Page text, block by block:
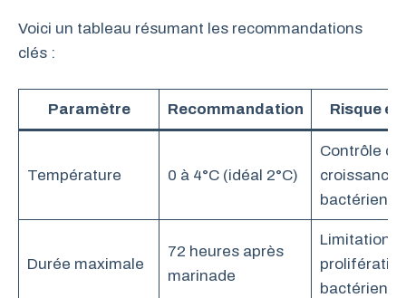
Voici un tableau résumant les recommandations
clés :
Paramètre Recommandation Risque
Température 0 à 4°C (idéal 2°C)
Contrôle de
croissance
bactérienne
Durée maximale
72 heures après
marinade
Limitation
bactérienne